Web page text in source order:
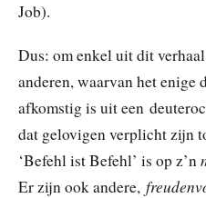
Job).
Dus: om enkel uit dit
anderen, waarvan het enige
afkomstig is uit een
dat gelovigen verplicht zijn
‘Befehl ist Befehl’ is op z’n
Er zijn ook andere,